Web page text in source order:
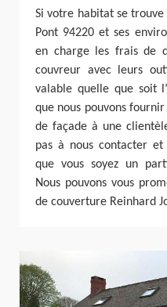
Si votre habitat se
Pont 94220 et ses
en charge les frais de
couvreur avec leurs
valable quelle que soit
que nous pouvons
de façade à une
pas à nous contacter
que vous soyez un
Nous pouvons vous
de couverture Reinhard